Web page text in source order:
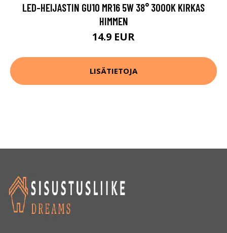
LED-HEIJASTIN GU10 MR16 5W 38° 3000K KIRKAS
HIMMEN
14.9 EUR
LISÄTIETOJA